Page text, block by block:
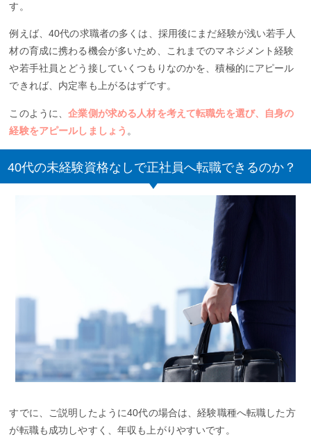
す。
例えば、40代の求職者の多くは、採用後にまだ経験が浅い若手人
材の育成に携わる機会が多いため、これまでのマネジメント経験
や若手社員とどう接していくつもりなのかを、積極的にアピール
できれば、内定率も上がるはずです。
このように、企業側が求める人材を考えて転職先を選び、自身の
経験をアピールしましょう 。
40代の未経験資格なしで正社員へ転職できるのか？
すでに、ご説明したように40代の場合は、経験職種へ転職した方
が転職も成功しやすく、年収も上がりやすいです。